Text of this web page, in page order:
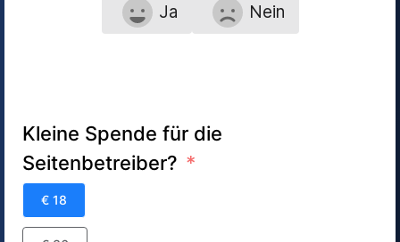
Ja Nein
Kleine Spende für die
Seitenbetreiber?
€ 18